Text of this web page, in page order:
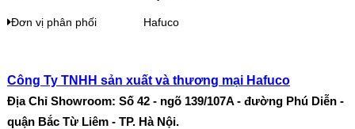
Đơn vị phân phối Hafuco
Công Ty TNHH sản xuất và thương mại Hafuco
Địa Chỉ Showroom: Số 42 - ngõ 139/107A - đường Phú Diễn -
quận Bắc Từ Liêm - TP. Hà Nội.